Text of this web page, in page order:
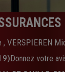
VERSPIEREN
Donnez votre